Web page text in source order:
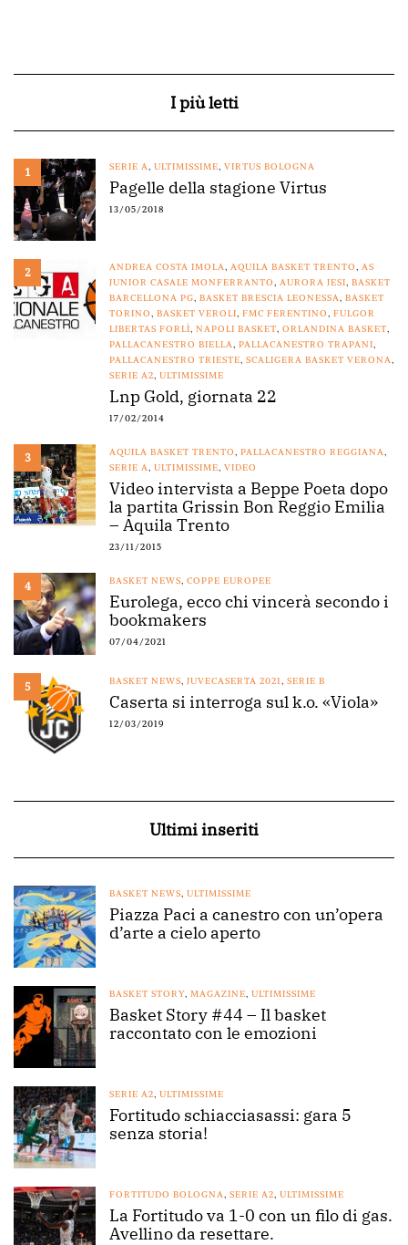
I più letti
1 SERIE A, ULTIMISSIME, VIRTUS BOLOGNA
Pagelle della stagione Virtus
13/05/2018
2 ANDREA COSTA IMOLA, AQUILA BASKET TRENTO, AS
JUNIOR CASALE MONFERRANTO, AURORA JESI, BASKET
BARCELLONA PG, BASKET BRESCIA LEONESSA, BASKET
TORINO, BASKET VEROLI, FMC FERENTINO, FULGOR
LIBERTAS FORLÌ, NAPOLI BASKET, ORLANDINA BASKET,
PALLACANESTRO BIELLA, PALLACANESTRO TRAPANI,
PALLACANESTRO TRIESTE, SCALIGERA BASKET VERONA,
SERIE A2, ULTIMISSIME
Lnp Gold, giornata 22
17/02/2014
3 AQUILA BASKET TRENTO, PALLACANESTRO REGGIANA,
SERIE A, ULTIMISSIME, VIDEO
Video intervista a Beppe Poeta dopo
la partita Grissin Bon Reggio Emilia
– Aquila Trento
23/11/2015
4 BASKET NEWS, COPPE EUROPEE
Eurolega, ecco chi vincerà secondo i
bookmakers
07/04/2021
5 BASKET NEWS, JUVECASERTA 2021, SERIE B
Caserta si interroga sul k.o. «Viola»
12/03/2019
Ultimi inseriti
BASKET NEWS, ULTIMISSIME
Piazza Paci a canestro con un’opera
d’arte a cielo aperto
BASKET STORY, MAGAZINE, ULTIMISSIME
Basket Story #44 – Il basket
raccontato con le emozioni
SERIE A2, ULTIMISSIME
Fortitudo schiacciasassi: gara 5
senza storia!
FORTITUDO BOLOGNA, SERIE A2, ULTIMISSIME
La Fortitudo va 1-0 con un filo di gas.
Avellino da resettare.